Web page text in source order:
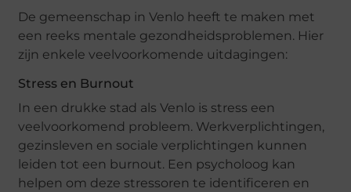
De gemeenschap in Venlo heeft te maken met
een reeks mentale gezondheidsproblemen. Hier
zijn enkele veelvoorkomende uitdagingen:
Stress en Burnout
In een drukke stad als Venlo is stress een
veelvoorkomend probleem. Werkverplichtingen,
gezinsleven en sociale verplichtingen kunnen
leiden tot een burnout. Een psycholoog kan
helpen om deze stressoren te identificeren en